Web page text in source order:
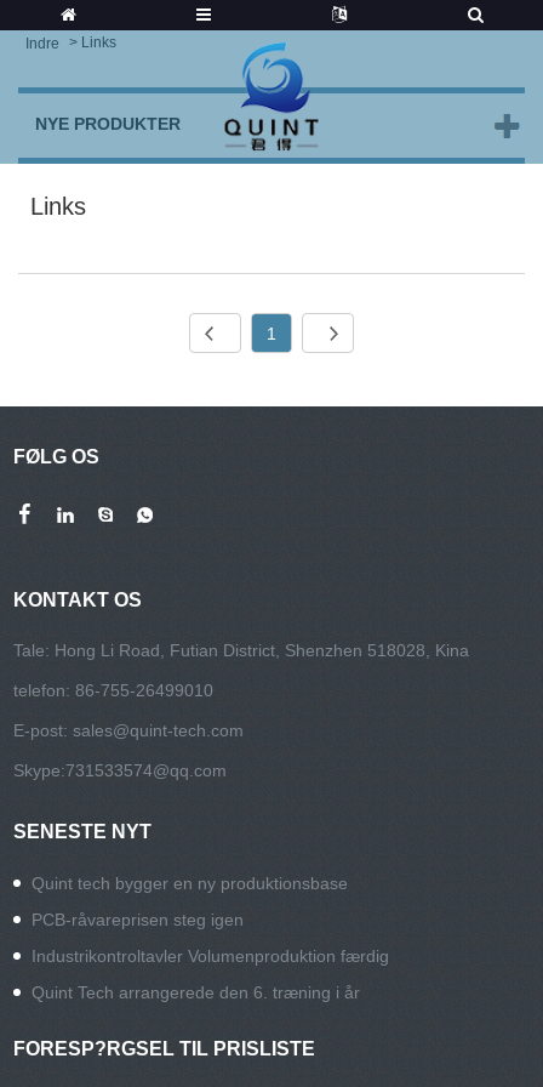
Indre > Links
NYE PRODUKTER
Links
1
FØLG OS
KONTAKT OS
Tale: Hong Li Road, Futian District, Shenzhen 518028, Kina
telefon: 86-755-26499010
E-post:sales@quint-tech.com
Skype:731533574@qq.com
SENESTE NYT
Quint tech bygger en ny produktionsbase
PCB-råvareprisen steg igen
Industrikontroltavler Volumenproduktion færdig
Quint Tech arrangerede den 6. træning i år
FORESP?RGSEL TIL PRISLISTE